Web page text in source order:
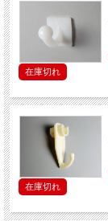
在庫切れ
在庫切れ